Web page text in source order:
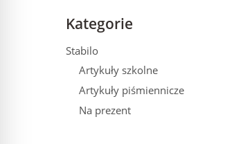
Kategorie
Stabilo
Artykuły szkolne
Artykuły piśmiennicze
Na prezent